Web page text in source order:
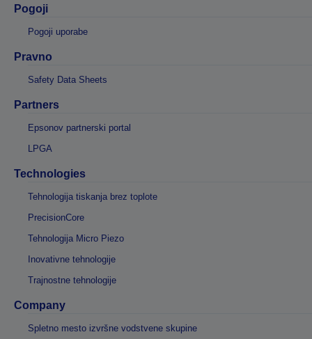
Pogoji
Pogoji uporabe
Pravno
Safety Data Sheets
Partners
Epsonov partnerski portal
LPGA
Technologies
Tehnologija tiskanja brez toplote
PrecisionCore
Tehnologija Micro Piezo
Inovativne tehnologije
Trajnostne tehnologije
Company
Spletno mesto izvršne vodstvene skupine